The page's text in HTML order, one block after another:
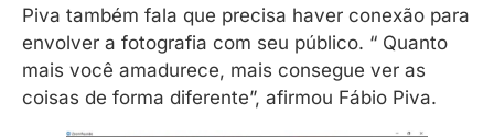
Piva também fala que precisa haver conexão para
envolver a fotografia com seu público. “ Quanto
mais você amadurece, mais consegue ver as
coisas de forma diferente”, afirmou Fábio Piva.